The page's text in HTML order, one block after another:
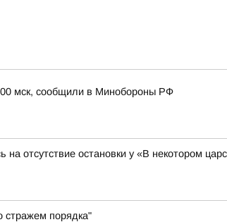
мск, сообщили в Минобороны РФ
отсутствие остановки у «В некотором
стражем порядка"